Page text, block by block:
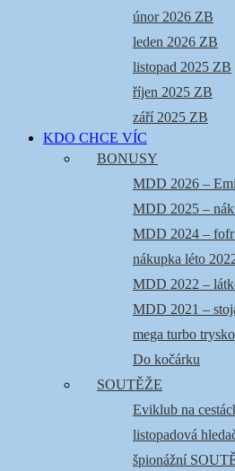
únor 2026 ZB
leden 2026 ZB
listopad 2025 ZB
říjen 2025 ZB
září 2025 ZB
KDO CHCE VÍC
BONUSY
MDD 2026 –
MDD 2025 –
MDD 2024 – fofr
nákupka léto
MDD 2022 –
MDD 2021 –
mega turbo
Do kočárku
SOUTĚŽE
Eviklub na
listopadová
špionážní